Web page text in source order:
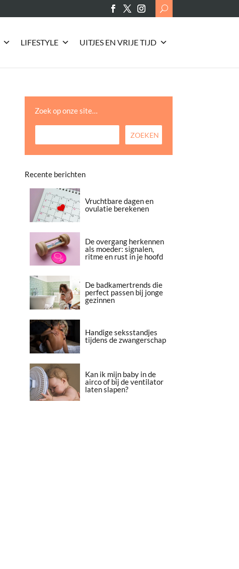
Search
for:
LIFESTYLE UITJES EN VRIJE TIJD
Zoek op onze site…
Recente berichten
Vruchtbare dagen en
ovulatie berekenen
De overgang herkennen
als moeder: signalen,
ritme en rust in je hoofd
De badkamertrends die
perfect passen bij jonge
gezinnen
Handige seksstandjes
tijdens de zwangerschap
Kan ik mijn baby in de
airco of bij de ventilator
laten slapen?